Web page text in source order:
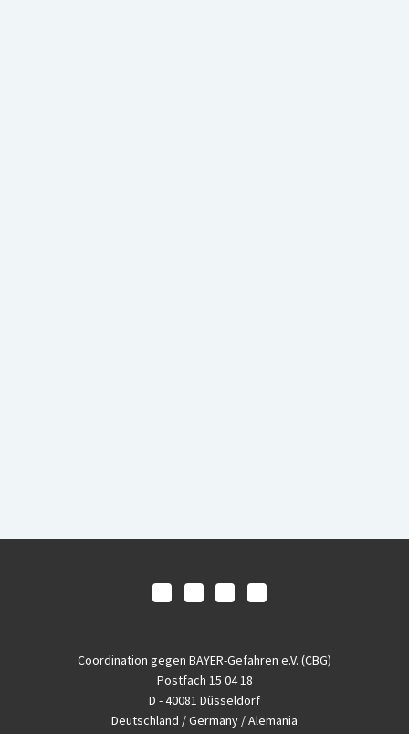
Coordination gegen BAYER-Gefahren e.V. (CBG)
Postfach 15 04 18
D - 40081 Düsseldorf
Deutschland / Germany / Alemania